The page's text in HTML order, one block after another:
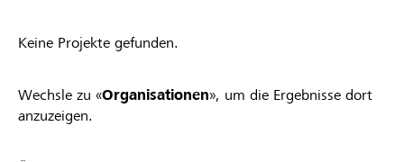
Keine Projekte gefunden.
Wechsle zu «Organisationen», um die Ergebnisse dort
anzuzeigen.